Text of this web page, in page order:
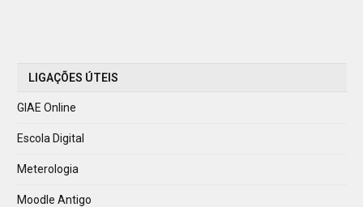
LIGAÇÕES ÚTEIS
GIAE Online
Escola Digital
Meterologia
Moodle Antigo